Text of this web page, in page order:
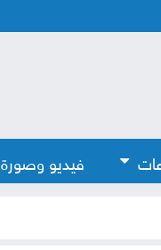
فيديو وصورة